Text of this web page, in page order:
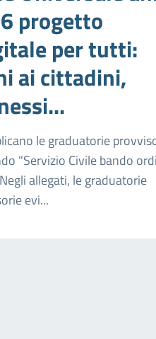
progetto
per tutti:
ai cittadini,
le graduatorie
"Servizio Civile bando
allegati, le graduatorie
evi...